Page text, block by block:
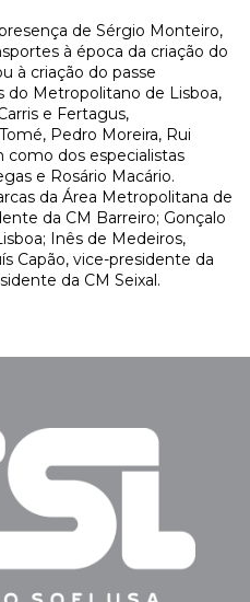
de Sérgio Monteiro,
à época da criação do
à criação do passe
do Metropolitano de Lisboa,
e Fertagus,
Pedro Moreira, Rui
como dos especialistas
e Rosário Macário.
da Área Metropolitana de
da CM Barreiro; Gonçalo
Inês de Medeiros,
Capão, vice-presidente da
da CM Seixal.